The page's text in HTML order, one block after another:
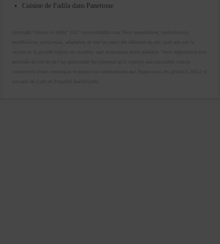
Cuisine de Fadila dans Panettone